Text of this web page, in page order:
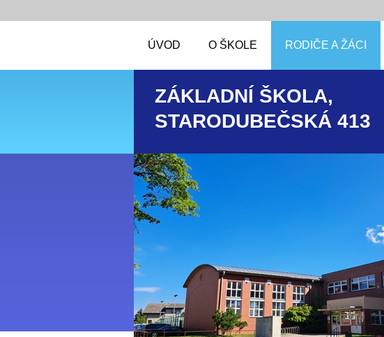
ÚVOD O ŠKOLE RODIČE A ŽÁCI
ZÁKLADNÍ ŠKOLA,
STARODUBEČSKÁ 413